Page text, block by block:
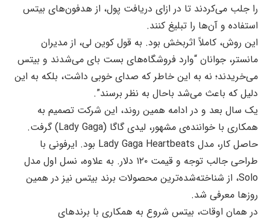
را جلب می‌کردند تا در ازای دریافت پول، از هدفون‌های بیتس
استفاده و آن‌ها را تبلیغ کنند.
این روش، کاملاً اثربخش بود. به قول کوین لی، از مدیران
مانستر، جوانان “وارد فروشگاه‌های بست بای می‌شدند و بیتس
می‌خریدند؛ نه به این خاطر که صدای خوبی داشت، بلکه به این
دلیل که باعث می‌شد باحال به نظر برسند”.
یک سال بعد و در ادامه همین روند، این شرکت تصمیم به
همکاری با خواننده‌ی مشهور، لیدی گاگا (Lady Gaga) گرفت.
حاصل کار، مدل Lady Gaga Heartbeats بود. ایرفونی با
طراحی جالب توجه و قیمت ۱۲۰ دلار. به علاوه، نسل اول مدل
Solo، از شناخته‌شده‌ترین محصولات برند بیتس نیز در همین
روزها معرفی شد.
در همان اوقات، بیتس شروع به همکاری با برندهای